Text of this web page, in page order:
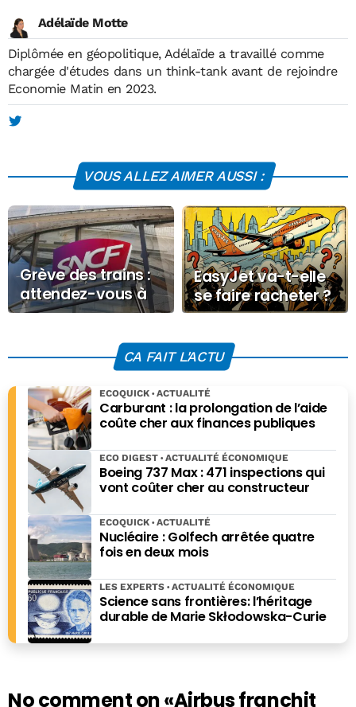
Adélaïde Motte
Diplômée en géopolitique, Adélaïde a travaillé comme
chargée d'études dans un think-tank avant de rejoindre
Economie Matin en 2023.
VOUS ALLEZ AIMER AUSSI :
Grève des trains :
attendez-vous à
des perturbations
EasyJet va-t-elle
se faire racheter ?
CA FAIT L'ACTU
Carburant : la prolongation de l’aide
coûte cher aux finances publiques
ECOQUICK ACTUALITÉ
Boeing 737 Max : 471 inspections qui
vont coûter cher au constructeur
ECO DIGEST ACTUALITÉ ÉCONOMIQUE
Nucléaire : Golfech arrêtée quatre
fois en deux mois
ECOQUICK ACTUALITÉ
Science sans frontières: l’héritage
durable de Marie Skłodowska-Curie
LES EXPERTS ACTUALITÉ ÉCONOMIQUE
No comment on«Airbus franchit